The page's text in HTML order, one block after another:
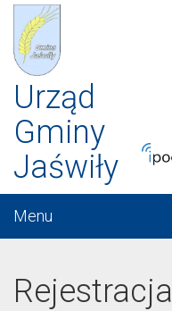
Urząd
Gminy
Jaświły
Menu
Rejestracja